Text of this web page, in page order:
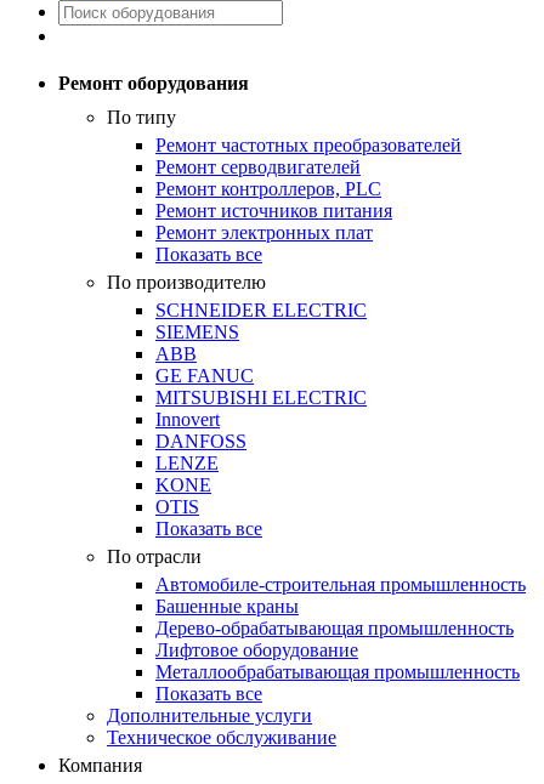
Ремонт оборудования
По типу
Ремонт частотных преобразователей
Ремонт серводвигателей
Ремонт контроллеров, PLC
Ремонт источников питания
Ремонт электронных плат
Показать все
По производителю
SCHNEIDER ELECTRIC
SIEMENS
ABB
GE FANUC
MITSUBISHI ELECTRIC
Innovert
DANFOSS
LENZE
KONE
OTIS
Показать все
По отрасли
Автомобиле-строительная промышленность
Башенные краны
Дерево-обрабатывающая промышленность
Лифтовое оборудование
Металлообрабатывающая промышленность
Показать все
Дополнительные услуги
Техническое обслуживание
Компания